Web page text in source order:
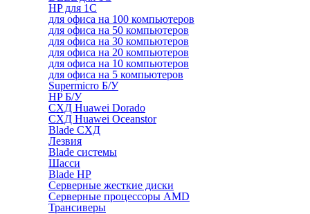
HP для 1С
для офиса на 100 компьютеров
для офиса на 50 компьютеров
для офиса на 30 компьютеров
для офиса на 20 компьютеров
для офиса на 10 компьютеров
для офиса на 5 компьютеров
Supermicro Б/У
HP Б/У
СХД Huawei Dorado
СХД Huawei Oceanstor
Blade СХД
Лезвия
Blade системы
Шасси
Blade HP
Серверные жесткие диски
Серверные процессоры AMD
Трансиверы